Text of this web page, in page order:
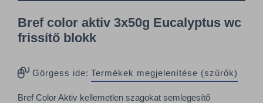
Bref color aktiv 3x50g Eucalyptus wc
frissítő blokk
Görgess ide: Termékek megjelenítése (szűrők)
Bref Color Aktiv kellemetlen szagokat semlegesítő